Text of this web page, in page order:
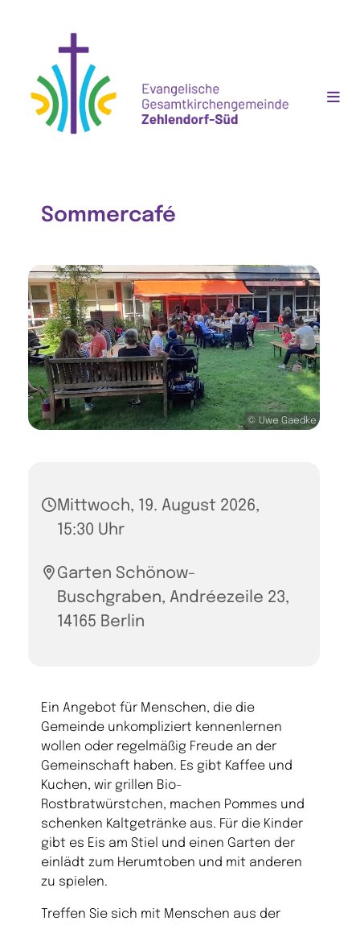
Sommercafé
© Uwe Gaedke
Mittwoch, 19. August 2026,
15:30 Uhr
Garten Schönow-
Buschgraben, Andréezeile 23,
14165 Berlin
Ein Angebot für Menschen, die die
Gemeinde unkompliziert kennenlernen
wollen oder regelmäßig Freude an der
Gemeinschaft haben. Es gibt Kaffee und
Kuchen, wir grillen Bio-
Rostbratwürstchen, machen Pommes und
schenken Kaltgetränke aus. Für die Kinder
gibt es Eis am Stiel und einen Garten der
einlädt zum Herumtoben und mit anderen
zu spielen.
Treffen Sie sich mit Menschen aus der